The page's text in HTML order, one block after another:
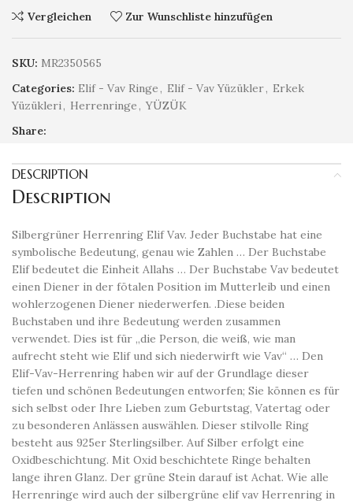
Vergleichen Zur Wunschliste hinzufügen
SKU: MR2350565
Categories: Elif - Vav Ringe, Elif - Vav Yüzükler, Erkek
Yüzükleri, Herrenringe, YÜZÜK
Share:
DESCRIPTION
Description
Silbergrüner Herrenring Elif Vav. Jeder Buchstabe hat eine
symbolische Bedeutung, genau wie Zahlen … Der Buchstabe
Elif bedeutet die Einheit Allahs … Der Buchstabe Vav bedeutet
einen Diener in der fötalen Position im Mutterleib und einen
wohlerzogenen Diener niederwerfen. .Diese beiden
Buchstaben und ihre Bedeutung werden zusammen
verwendet. Dies ist für „die Person, die weiß, wie man
aufrecht steht wie Elif und sich niederwirft wie Vav“ … Den
Elif-Vav-Herrenring haben wir auf der Grundlage dieser
tiefen und schönen Bedeutungen entworfen; Sie können es für
sich selbst oder Ihre Lieben zum Geburtstag, Vatertag oder
zu besonderen Anlässen auswählen. Dieser stilvolle Ring
besteht aus 925er Sterlingsilber. Auf Silber erfolgt eine
Oxidbeschichtung. Mit Oxid beschichtete Ringe behalten
lange ihren Glanz. Der grüne Stein darauf ist Achat. Wie alle
Herrenringe wird auch der silbergrüne elif vav Herrenring in